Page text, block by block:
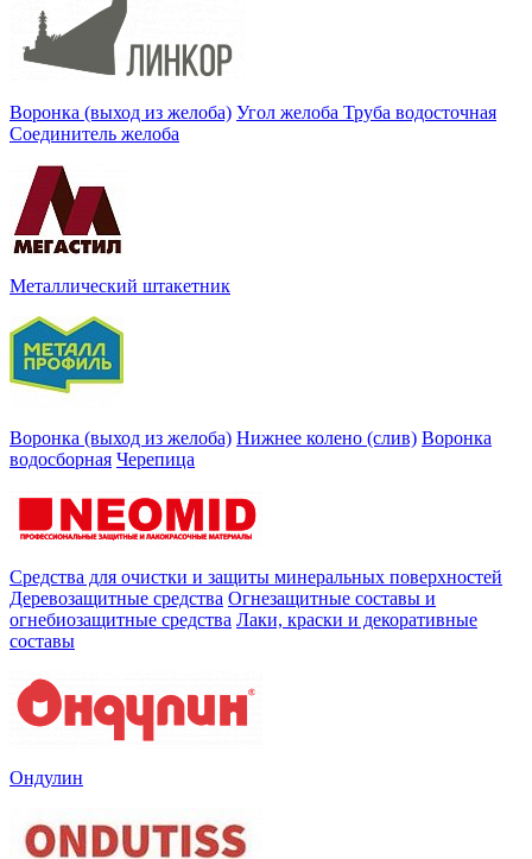
Воронка (выход из желоба) Угол желоба Труба водосточная
Соединитель желоба
Металлический штакетник
Воронка (выход из желоба) Нижнее колено (слив) Воронка
водосборная Черепица
Средства для очистки и защиты минеральных поверхностей
Деревозащитные средства Огнезащитные составы и
огнебиозащитные средства Лаки, краски и декоративные
составы
Ондулин